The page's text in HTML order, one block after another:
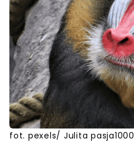
fot. pexels/ Julita pasja1000